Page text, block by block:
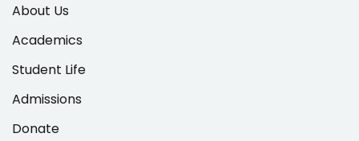
About Us
Academics
Student Life
Admissions
Donate